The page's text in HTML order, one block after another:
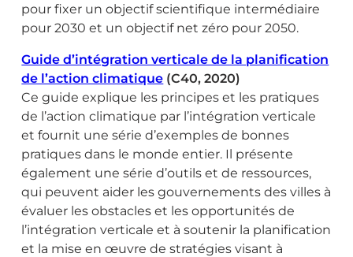
pour fixer un objectif scientifique intermédiaire
pour 2030 et un objectif net zéro pour 2050.
Guide d’intégration verticale de la planification
de l’action climatique (C40, 2020)
Ce guide explique les principes et les pratiques
de l’action climatique par l’intégration verticale
et fournit une série d’exemples de bonnes
pratiques dans le monde entier. Il présente
également une série d’outils et de ressources,
qui peuvent aider les gouvernements des villes à
évaluer les obstacles et les opportunités de
l’intégration verticale et à soutenir la planification
et la mise en œuvre de stratégies visant à